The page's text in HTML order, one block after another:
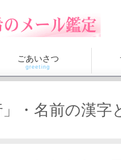
ごあいさつ
greeting
・名前の漢字